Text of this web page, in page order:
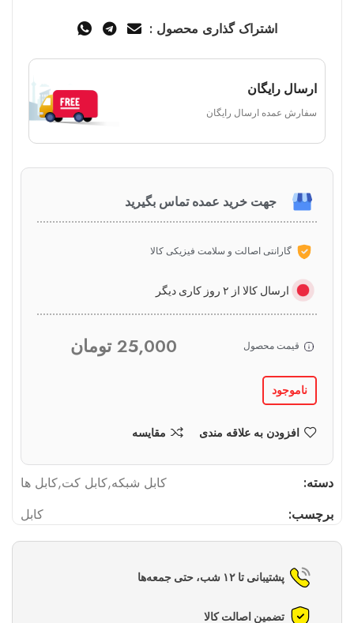
اشتراک گذاری محصول :
ارسال رایگان
سفارش عمده ارسال رایگان
جهت خرید عمده تماس بگیرید
گارانتی اصالت و سلامت فیزیکی کالا
ارسال کالا از ۲ روز کاری دیگر
قیمت محصول 25,000 تومان
ناموجود
افزودن به علاقه مندی مقایسه
دسته: کابل شبکه,کابل کت,کابل ها
برچسب:
کابل
پشتیبانی تا ۱۲ شب، حتی جمعه‌ها
تضمین اصالت کالا